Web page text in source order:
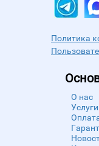
Политика
О нас
Услуги